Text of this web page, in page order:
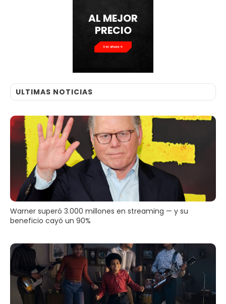
AL MEJOR
PRECIO
Ver ahora
ULTIMAS NOTICIAS
Warner superó 3.000 millones en streaming — y su
beneficio cayó un 90%